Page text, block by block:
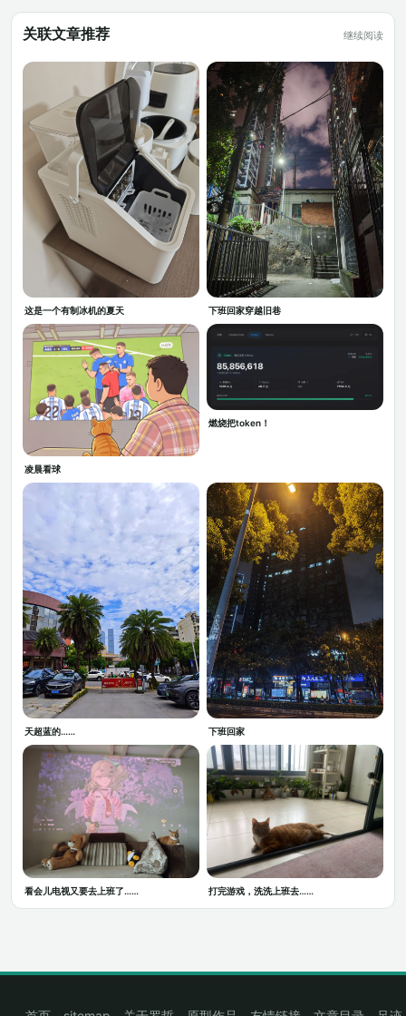
关联文章推荐 继续阅读
这是一个有制冰机的夏天 下班回家穿越旧巷
凌晨看球
燃烧把token！
天超蓝的…… 下班回家
看会儿电视又要去上班了…… 打完游戏，洗洗上班去……